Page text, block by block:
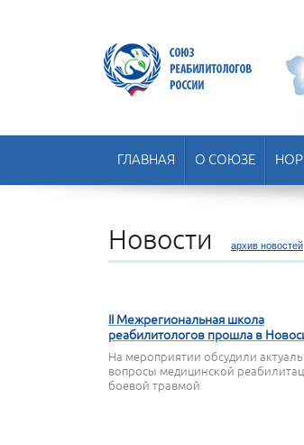
ГЛАВНАЯ О СОЮЗЕ
Новости архив новостей
II Межрегиональная школа
реабилитологов прошла в
На мероприятии обсудили
вопросы медицинской
боевой травмой